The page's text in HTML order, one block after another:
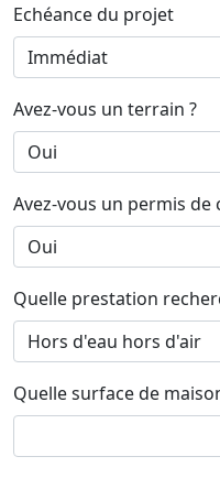
Echéance du projet
Avez-vous un terrain ?
Avez-vous un permis de
Quelle prestation
Quelle surface de